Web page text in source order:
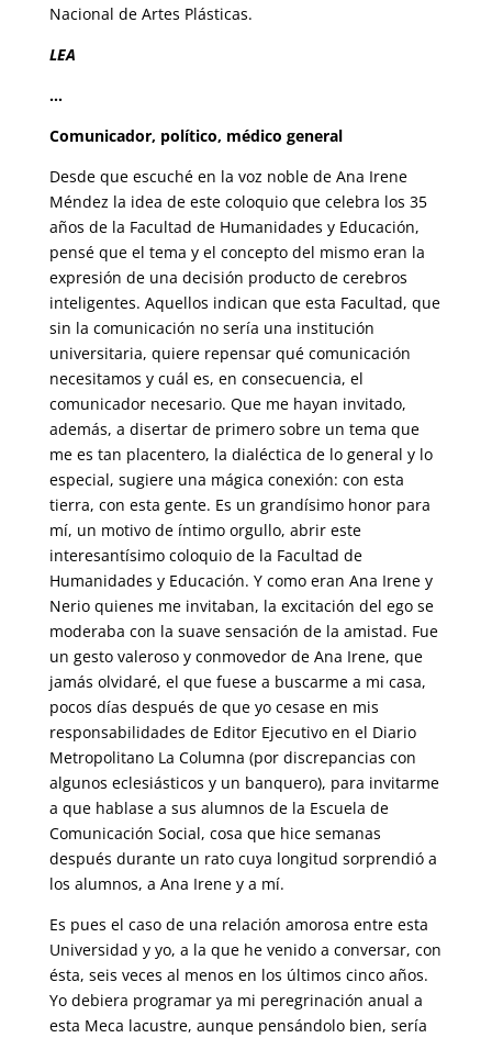
Nacional de Artes Plásticas.
LEA
…
Comunicador, político, médico general
Desde que escuché en la voz noble de Ana Irene
Méndez la idea de este coloquio que celebra los 35
años de la Facultad de Humanidades y Educación,
pensé que el tema y el concepto del mismo eran la
expresión de una decisión producto de cerebros
inteligentes. Aquellos indican que esta Facultad, que
sin la comunicación no sería una institución
universitaria, quiere repensar qué comunicación
necesitamos y cuál es, en consecuencia, el
comunicador necesario. Que me hayan invitado,
además, a disertar de primero sobre un tema que
me es tan placentero, la dialéctica de lo general y lo
especial, sugiere una mágica conexión: con esta
tierra, con esta gente. Es un grandísimo honor para
mí, un motivo de íntimo orgullo, abrir este
interesantísimo coloquio de la Facultad de
Humanidades y Educación. Y como eran Ana Irene y
Nerio quienes me invitaban, la excitación del ego se
moderaba con la suave sensación de la amistad. Fue
un gesto valeroso y conmovedor de Ana Irene, que
jamás olvidaré, el que fuese a buscarme a mi casa,
pocos días después de que yo cesase en mis
responsabilidades de Editor Ejecutivo en el Diario
Metropolitano La Columna (por discrepancias con
algunos eclesiásticos y un banquero), para invitarme
a que hablase a sus alumnos de la Escuela de
Comunicación Social, cosa que hice semanas
después durante un rato cuya longitud sorprendió a
los alumnos, a Ana Irene y a mí.
Es pues el caso de una relación amorosa entre esta
Universidad y yo, a la que he venido a conversar, con
ésta, seis veces al menos en los últimos cinco años.
Yo debiera programar ya mi peregrinación anual a
esta Meca lacustre, aunque pensándolo bien, sería